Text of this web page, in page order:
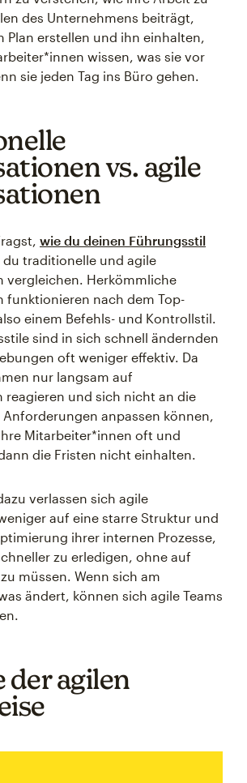
des Unternehmens beiträgt,
Plan erstellen und ihn einhalten,
wissen, was sie vor
sie jeden Tag ins Büro gehen.
vs. agile
wie du deinen Führungsstil
du traditionelle und agile
vergleichen. Herkömmliche
funktionieren nach dem Top-
einem Befehls- und Kontrollstil.
sind in sich schnell ändernden
oft weniger effektiv. Da
nur langsam auf
reagieren und sich nicht an die
anpassen können,
Mitarbeiter*innen oft und
die Fristen nicht einhalten.
verlassen sich agile
auf eine starre Struktur und
ihrer internen Prozesse,
zu erledigen, ohne auf
müssen. Wenn sich am
ändert, können sich agile Teams
der agilen